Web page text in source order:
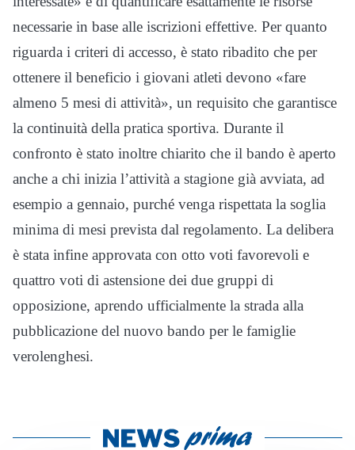
necessarie in base alle iscrizioni effettive. Per quanto
riguarda i criteri di accesso, è stato ribadito che per
ottenere il beneficio i giovani atleti devono «fare
almeno 5 mesi di attività», un requisito che garantisce
la continuità della pratica sportiva. Durante il
confronto è stato inoltre chiarito che il bando è aperto
anche a chi inizia l’attività a stagione già avviata, ad
esempio a gennaio, purché venga rispettata la soglia
minima di mesi prevista dal regolamento. La delibera
è stata infine approvata con otto voti favorevoli e
quattro voti di astensione dei due gruppi di
opposizione, aprendo ufficialmente la strada alla
pubblicazione del nuovo bando per le famiglie
verolenghesi.